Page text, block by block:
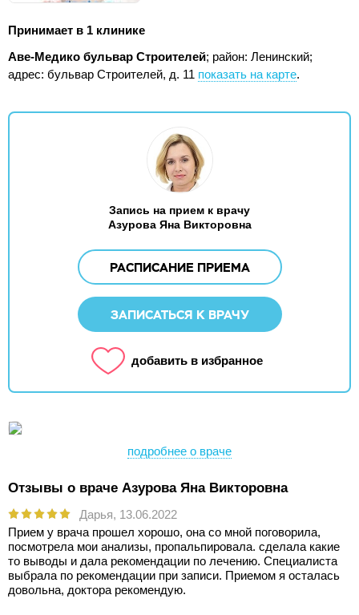
Принимает в 1 клинике
Аве-Медико бульвар Строителей; район: Ленинский;
адрес: бульвар Строителей, д. 11 показать на карте.
Запись на прием к врачу
Азурова Яна Викторовна
РАСПИСАНИЕ ПРИЕМА
ЗАПИСАТЬСЯ К ВРАЧУ
добавить в избранное
подробнее о враче
Отзывы о враче Азурова Яна Викторовна
Дарья, 13.06.2022
Прием у врача прошел хорошо, она со мной поговорила,
посмотрела мои анализы, пропальпировала. сделала какие
то выводы и дала рекомендации по лечению. Специалиста
выбрала по рекомендации при записи. Приемом я осталась
довольна, доктора рекомендую.